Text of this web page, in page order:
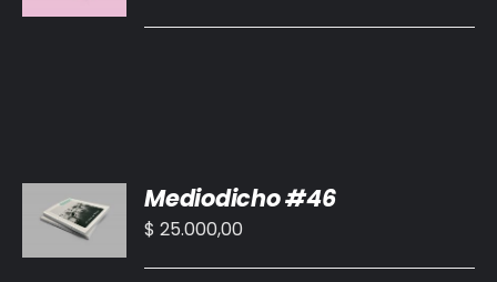
/
AL
CARRITO
/
Mediodicho #46
$ 25.000,00